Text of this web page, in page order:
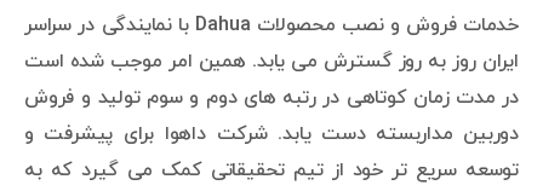
خدمات فروش و نصب محصولات Dahua با نمایندگی در سراسر
ایران روز به روز گسترش می یابد. همین امر موجب شده است
در مدت زمان کوتاهی در رتبه های دوم و سوم تولید و فروش
دوربین مداربسته دست یابد. شرکت داهوا برای پیشرفت و
توسعه سریع تر خود از تیم تحقیقاتی کمک می گیرد که به